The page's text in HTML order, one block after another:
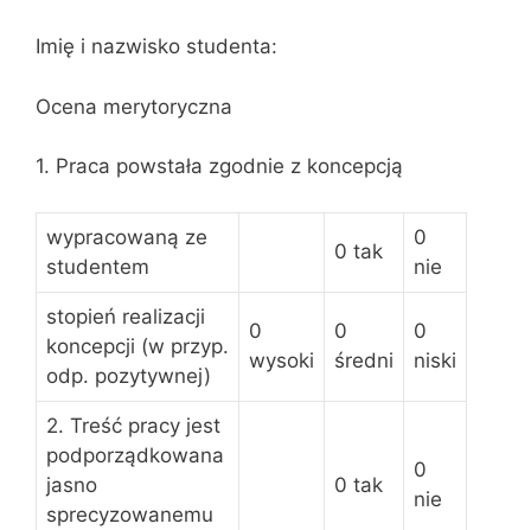
Imię i nazwisko studenta:
Ocena merytoryczna
1. Praca powstała zgodnie z koncepcją
wypracowaną ze
studentem
0 tak
0
nie
stopień realizacji
koncepcji (w przyp.
odp. pozytywnej)
0
wysoki
0
średni
0
niski
2. Treść pracy jest
podporządkowana
jasno
sprecyzowanemu
0 tak
0
nie